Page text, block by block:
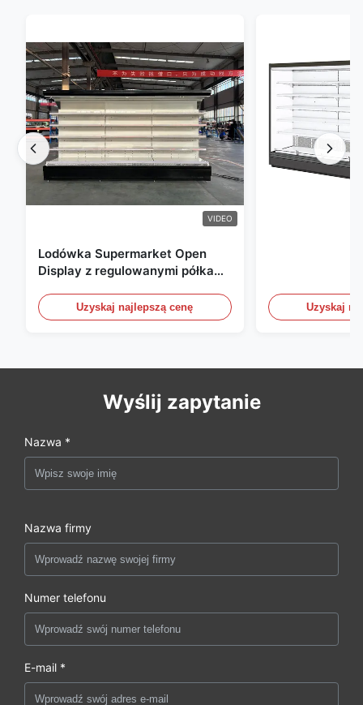
VIDEO
Lodówka Supermarket Open
Display z regulowanymi półkami
Uzyskaj najlepszą cenę Uzyskaj
Wyślij zapytanie
Nazwa *
Nazwa firmy
Numer telefonu
E-mail *